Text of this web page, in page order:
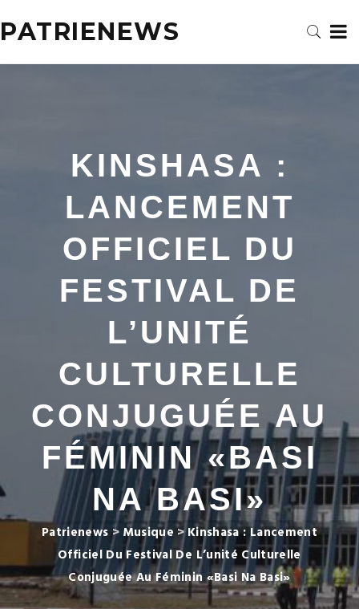
PATRIENEWS
KINSHASA :
LANCEMENT
OFFICIEL DU
FESTIVAL DE
L’UNITÉ
CULTURELLE
CONJUGUÉE AU
FÉMININ «BASI
NA BASI»
Patrienews> Musique>Kinshasa : Lancement
Officiel Du Festival De L’unité Culturelle
Conjuguée Au Féminin «Basi Na Basi»